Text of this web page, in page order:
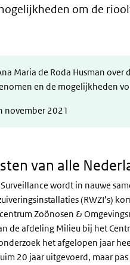
om de
Maria de Roda Husman
en de mogelijkheden
november 2021
van alle
wordt in nauwe
(RWZI’s)
Zoönosen &
de afdeling Milieu bij het
het afgelopen jaar
20 jaar uitgevoerd, maar